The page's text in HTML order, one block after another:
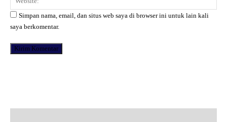
Simpan nama, email, dan situs web saya di browser ini untuk lain kali
saya berkomentar.